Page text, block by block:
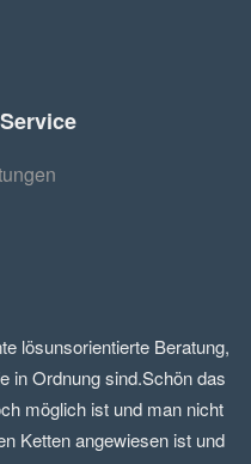
lösunsorientierte Beratung,
in Ordnung sind.Schön das
möglich ist und man nicht
Ketten angewiesen ist und